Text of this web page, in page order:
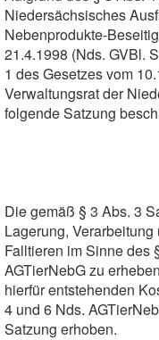
Niedersächsisches
Nebenprodukte-
21.4.1998 (Nds. GVBl.
1 des Gesetzes vom
Verwaltungsrat der
folgende Satzung
Die gemäß § 3 Abs. 3
Lagerung,
Falltieren im Sinne des
AGTierNebG zu
hierfür entstehenden
4 und 6 Nds.
Satzung erhoben.